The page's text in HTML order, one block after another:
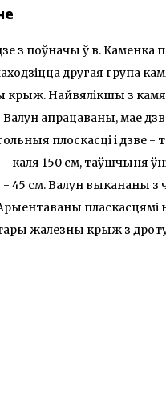
з поўначы ў в. Каменка
другая група
крыж. Найвялікшы з
апрацаваны, мае
плоскасці і дзве -
150 см, таўшчыня
45 см. Валун выкананы з
пласкасцямі
жалезны крыж з